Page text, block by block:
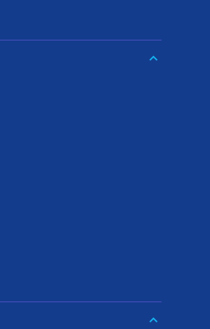
keyboard_arrow_down
keyboard_arrow_down